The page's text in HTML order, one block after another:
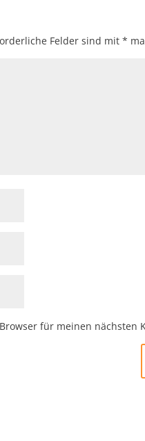
Felder sind mit*
für meinen nächsten